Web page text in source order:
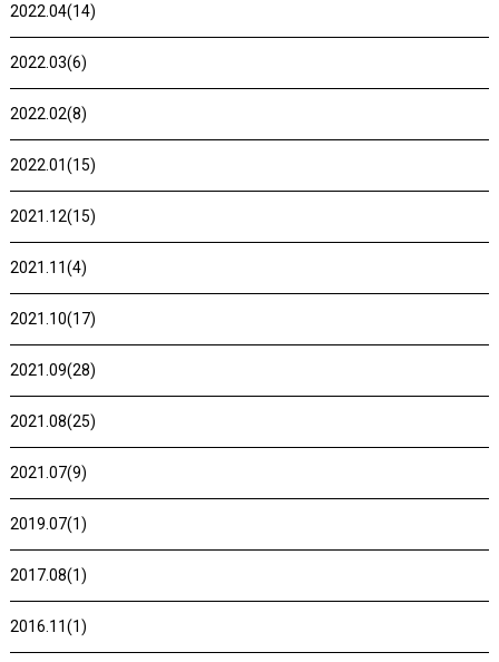
2022.04(14)
2022.03(6)
2022.02(8)
2022.01(15)
2021.12(15)
2021.11(4)
2021.10(17)
2021.09(28)
2021.08(25)
2021.07(9)
2019.07(1)
2017.08(1)
2016.11(1)